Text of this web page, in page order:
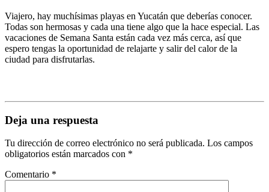
Viajero, hay muchísimas playas en Yucatán que deberías conocer.
Todas son hermosas y cada una tiene algo que la hace especial. Las
vacaciones de Semana Santa están cada vez más cerca, así que
espero tengas la oportunidad de relajarte y salir del calor de la
ciudad para disfrutarlas.
Deja una respuesta
Tu dirección de correo electrónico no será publicada. Los campos
obligatorios están marcados con *
Comentario *